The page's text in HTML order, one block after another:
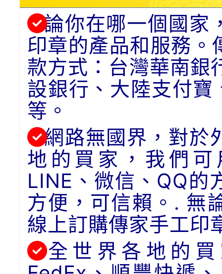
論你在哪一個國家
印章的產品和服務。
款方式：台灣華南銀
設銀行、大陸支付
等。
網路無國界，對於
地的買家，我們
LINE、微信、QQ的
方便，可信賴。. 無
線上訂購傳家手工印
全世界各地的買